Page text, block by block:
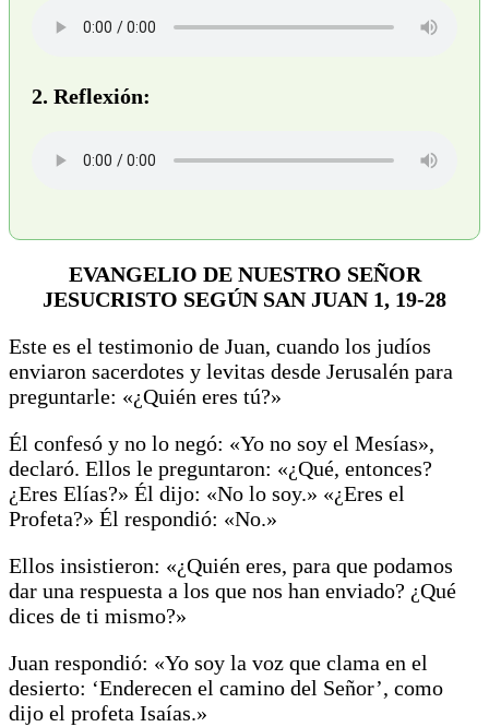
2. Reflexión:
EVANGELIO DE NUESTRO SEÑOR
JESUCRISTO SEGÚN SAN JUAN 1, 19-28
Este es el testimonio de Juan, cuando los judíos
enviaron sacerdotes y levitas desde Jerusalén para
preguntarle: «¿Quién eres tú?»
Él confesó y no lo negó: «Yo no soy el Mesías»,
declaró. Ellos le preguntaron: «¿Qué, entonces?
¿Eres Elías?» Él dijo: «No lo soy.» «¿Eres el
Profeta?» Él respondió: «No.»
Ellos insistieron: «¿Quién eres, para que podamos
dar una respuesta a los que nos han enviado? ¿Qué
dices de ti mismo?»
Juan respondió: «Yo soy la voz que clama en el
desierto: ‘Enderecen el camino del Señor’, como
dijo el profeta Isaías.»